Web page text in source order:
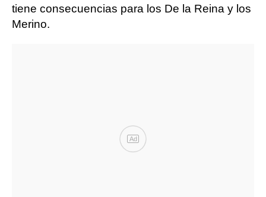
tiene consecuencias para los De la Reina y los
Merino.
Ad